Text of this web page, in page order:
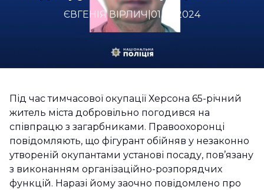
ЄВГЕНІЯ ВІРЛИЧ|01.05.2024
Під час тимчасової окупації Херсона 65-річний
житель міста добровільно погодився на
співпрацю з загарбниками. Правоохоронці
повідомляють, що фігурант обійняв у незаконно
утвореній окупантами установі посаду, пов’язану
з виконанням організаційно-розпорядчих
функцій. Наразі йому заочно повідомлено про